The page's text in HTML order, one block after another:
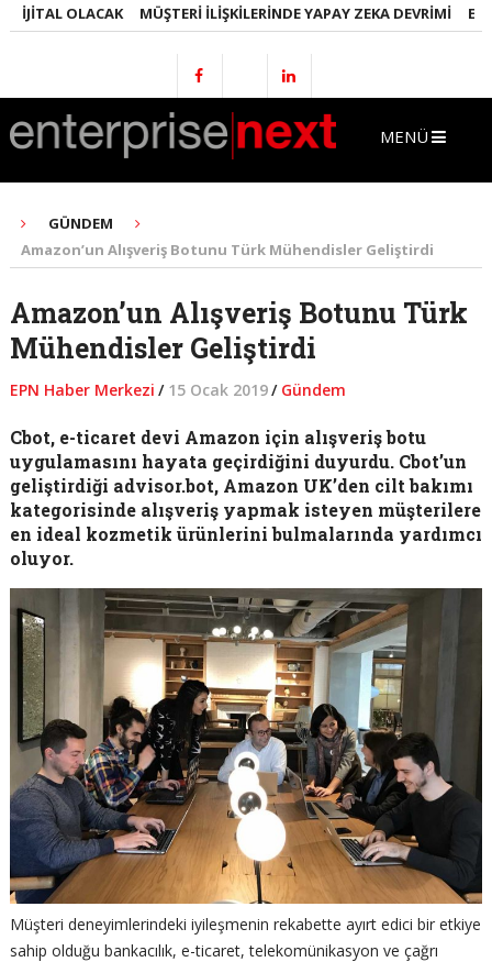
OLACAK MÜŞTERI İLIŞKILERINDE YAPAY ZEKA DEVRIMI
MENÜ
GÜNDEM
Amazon’un Alışveriş Botunu Türk Mühendisler Geliştirdi
Amazon’un Alışveriş Botunu Türk
Mühendisler Geliştirdi
EPN Haber Merkezi / 15 Ocak 2019/ Gündem
Cbot, e-ticaret devi Amazon için alışveriş botu
uygulamasını hayata geçirdiğini duyurdu. Cbot’un
geliştirdiği advisor.bot, Amazon UK’den cilt bakımı
kategorisinde alışveriş yapmak isteyen müşterilere
en ideal kozmetik ürünlerini bulmalarında yardımcı
oluyor.
Müşteri deneyimlerindeki iyileşmenin rekabette ayırt edici bir etkiye
sahip olduğu bankacılık, e-ticaret, telekomünikasyon ve çağrı